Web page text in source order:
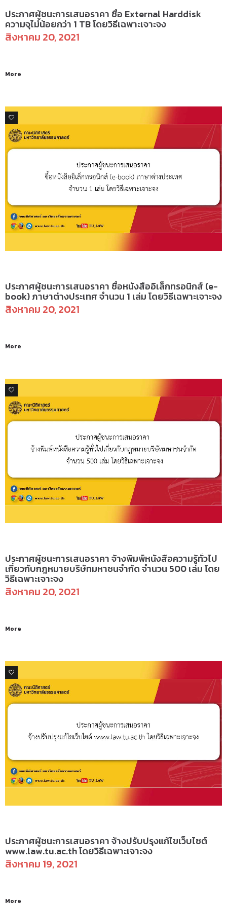
ประกาศผู้ชนะการเสนอราคา ซื้อ External Harddisk
ความจุไม่น้อยกว่า 1 TB โดยวิธีเฉพาะเจาะจง
สิงหาคม 20, 2021
More
0
ประกาศผู้ชนะการเสนอราคา ซื้อหนังสืออิเล็กทรอนิกส์ (e-
book) ภาษาต่างประเทศ จำนวน 1 เล่ม โดยวิธีเฉพาะเจาะจง
สิงหาคม 20, 2021
More
0
ประกาศผู้ชนะการเสนอราคา จ้างพิมพ์หนังสือความรู้ทั่วไป
เกี่ยวกับกฎหมายบริษัทมหาชนจำกัด จำนวน 500 เล่ม โดย
วิธีเฉพาะเจาะจง
สิงหาคม 20, 2021
More
0
ประกาศผู้ชนะการเสนอราคา จ้างปรับปรุงแก้ไขเว็บไซต์
www.law.tu.ac.th โดยวิธีเฉพาะเจาะจง
สิงหาคม 19, 2021
More